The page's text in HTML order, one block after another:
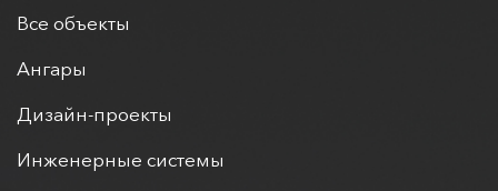
Все объекты
Ангары
Дизайн-проекты
Инженерные системы